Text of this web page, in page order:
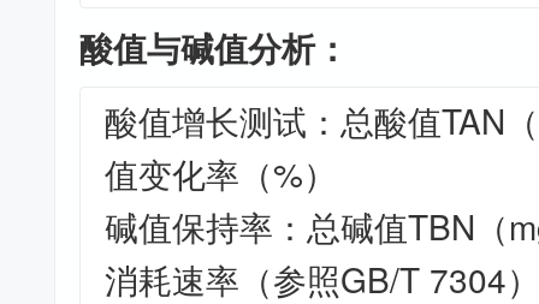
酸值与碱值分析：
酸值增长测试：总酸值TAN
值变化率（%）
碱值保持率：总碱值TBN（
消耗速率（参照GB/T 7304